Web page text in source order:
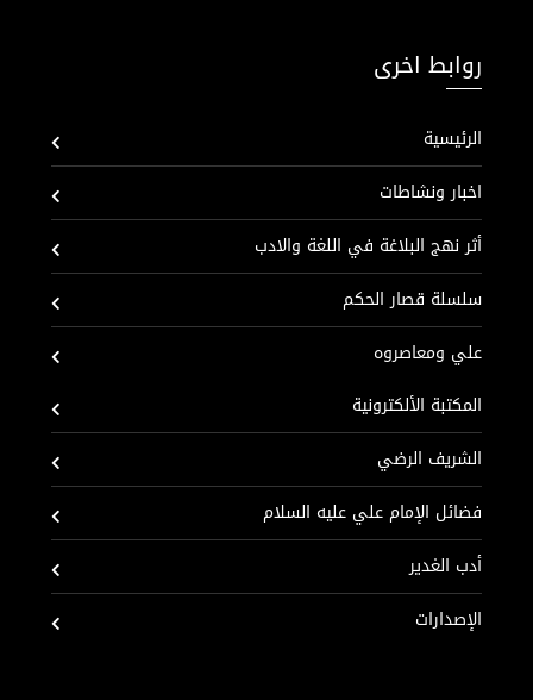
روابط اخرى
الرئيسية
اخبار ونشاطات
أثر نهج البلاغة في اللغة والادب
سلسلة قصار الحكم
علي ومعاصروه
المكتبة الألكترونية
الشريف الرضي
فضائل الإمام علي عليه السلام
أدب الغدير
الإصدارات